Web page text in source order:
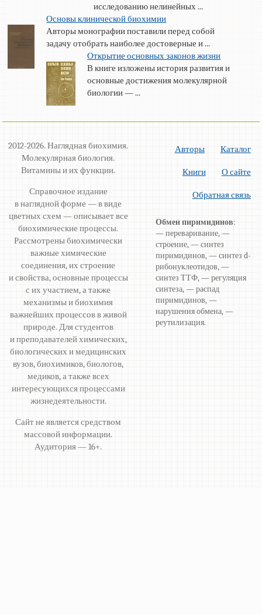
исследованию нелинейных ...
Основы клинической биохимии
Авторы монографии поставили перед собой
задачу отобрать наиболее достоверные и ...
Открытие основных законов жизни
В книге изложены история развития и
основные достижения молекулярной
биологии — ...
2012-2026. Наглядная биохимия.
Молекулярная биология.
Витамины и их функции.
Справочное издание
в наглядной форме — в виде
цветных схем — описывает все
биохимические процессы.
Рассмотрены биохимически
важные химические
соединения, их строение
и свойства, основные процессы
с их участием, а также
механизмы и биохимия
важнейших процессов в живой
природе. Для студентов
и преподавателей химических,
биологических и медицинских
вузов, биохимиков, биологов,
медиков, а также всех
интересующихся процессами
жизнедеятельности.
Сайт не является средством
массовой информации.
Аудитория — 16+.
Авторы Каталог
Книги О сайте
Обратная связь
Обмен пиримидинов:
— переваривание, —
строение, — синтез
пиримидинов, — синтез d-
рибонуклеотидов, —
синтез ТТФ, — регуляция
синтеза, — распад
пиримидинов, —
нарушения обмена, —
реутилизация.